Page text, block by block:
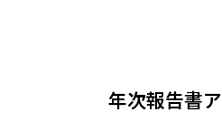
年次報告書